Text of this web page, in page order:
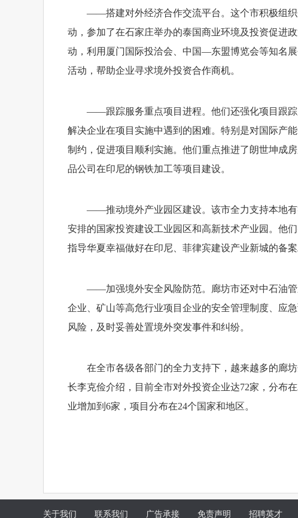
——搭建对外经济合作交流平台。这个市积极组
动，参加了在石家庄举办的泰国商业环境及投资促进
动，利用厦门国际投洽会、中国—东盟博览会等知名
活动，帮助企业寻求境外投资合作商机。
——跟踪服务重点项目进程。他们还强化项目跟
解决企业在项目实施中遇到的困难。特别是对国际产
制约，促进项目顺利实施。他们重点推进了朗世坤成
品公司在印尼的钢铁加工等项目建设。
——推动境外产业园区建设。该市全力支持本地
安排的国家投资建设工业园区和高新技术产业园。他
指导华夏幸福做好在印尼、菲律宾建设产业新城的备
——加强境外安全风险防范。廊坊市还对中石油
企业、矿山等高危行业项目企业的安全管理制度、应
风险，及时妥善处置境外突发事件和纠纷。
在全市各级各部门的全力支持下，越来越多的廊
长李克俭介绍，目前全市对外投资企业达72家，分布
业增加到6家，项目分布在24个国家和地区。
关于我们 联系我们 广告承接 免责声明 招聘英才